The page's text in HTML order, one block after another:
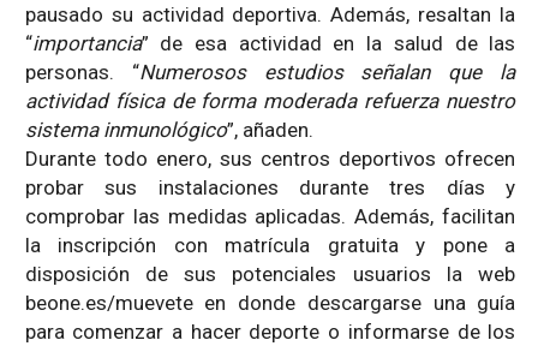
pausado su actividad deportiva. Además, resaltan la
“importancia” de esa actividad en la salud de las
personas. “Numerosos estudios señalan que la
actividad física de forma moderada refuerza nuestro
sistema inmunológico”, añaden.
Durante todo enero, sus centros deportivos ofrecen
probar sus instalaciones durante tres días y
comprobar las medidas aplicadas. Además, facilitan
la inscripción con matrícula gratuita y pone a
disposición de sus potenciales usuarios la web
beone.es/muevete en donde descargarse una guía
para comenzar a hacer deporte o informarse de los